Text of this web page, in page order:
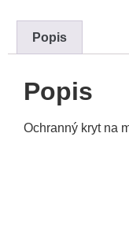
Popis
Popis
Ochranný kryt na